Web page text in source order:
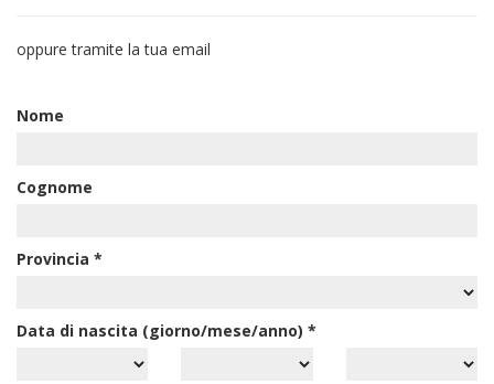
oppure tramite la tua email
Nome
Cognome
Provincia *
Data di nascita (giorno/mese/anno) *